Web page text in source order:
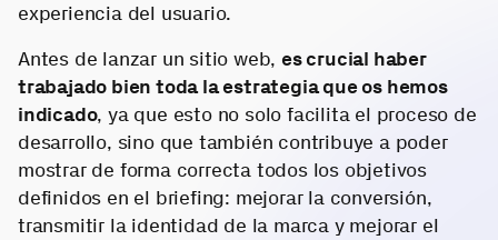
experiencia del usuario.
Antes de lanzar un sitio web, es crucial haber
trabajado bien toda la estrategia que os hemos
indicado, ya que esto no solo facilita el proceso de
desarrollo, sino que también contribuye a poder
mostrar de forma correcta todos los objetivos
definidos en el briefing: mejorar la conversión,
transmitir la identidad de la marca y mejorar el